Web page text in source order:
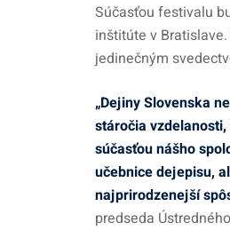
Súčasťou festivalu
inštitúte v
jedinečným
„Dejiny Slovenska
stáročia
súčasťou nášho
učebnice dejepisu,
najprirodzenejší
predseda